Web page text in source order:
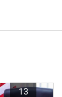
13